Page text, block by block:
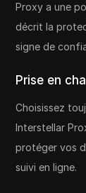
Proxy a une
décrit la
signe de
Prise en
Choisissez
Interstellar
protéger vos
suivi en ligne.